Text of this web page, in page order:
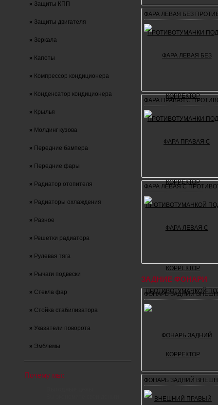
ФАРА ЛЕВАЯ БЕЗ
ФАРА ПРАВАЯ С
ФАРА ЛЕВАЯ С
ЗАДНИЕ ФОНАРИ
ФОНАРЬ ЗАДНИЙ
ФОНАРЬ ЗАДНИЙ
» Защиты КПП
» Защиты двигателя
» Зеркала
» Капоты
» Компрессор кондиционера
» Конденсатор кондиционера
» Крылья
» Молдинг кузова
» Передние бампера
» Передние фары
» Радиатор отопителя
» Радиаторы охлаждения
» Разное
» Решетки радиатора
» Рулевая тяга
» Рычаги подвески
» Стекла фар
» Стойка стабилизатора
» Указатели поворота
» Эмблемы
Почему мы: